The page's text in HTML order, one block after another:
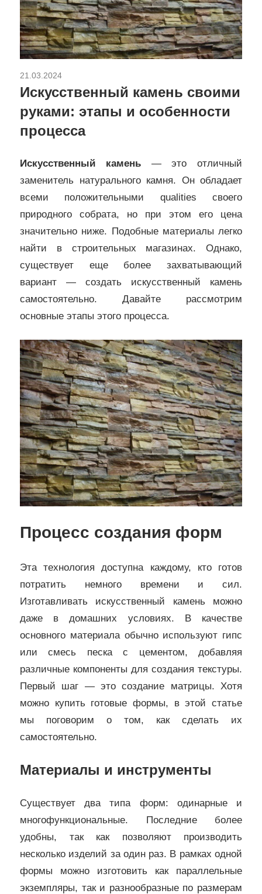
21.03.2024
Искусственный камень своими
руками: этапы и особенности
процесса
Искусственный камень— это отличный
заменитель натурального камня. Он обладает
всеми положительными qualities своего
природного собрата, но при этом его цена
значительно ниже. Подобные материалы легко
найти в строительных магазинах. Однако,
существует еще более захватывающий
вариант — создать искусственный камень
самостоятельно. Давайте рассмотрим
основные этапы этого процесса.
Процесс создания форм
Эта технология доступна каждому, кто готов
потратить немного времени и сил.
Изготавливать искусственный камень можно
даже в домашних условиях. В качестве
основного материала обычно используют гипс
или смесь песка с цементом, добавляя
различные компоненты для создания текстуры.
Первый шаг — это создание матрицы. Хотя
можно купить готовые формы, в этой статье
мы поговорим о том, как сделать их
самостоятельно.
Материалы и инструменты
Существует два типа форм: одинарные и
многофункциональные. Последние более
удобны, так как позволяют производить
несколько изделий за один раз. В рамках одной
формы можно изготовить как параллельные
экземпляры, так и разнообразные по размерам